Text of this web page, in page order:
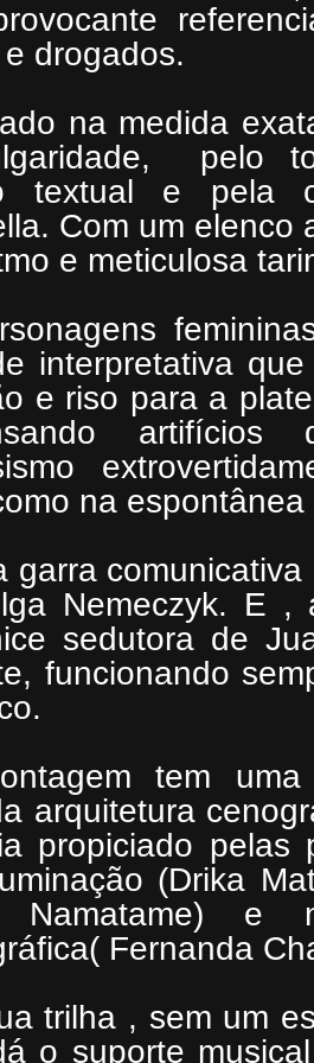
drogados.
na medida
pelo
textual e pela
Com um elenco
e meticulosa
interpretativa
e riso para a
na
comunicativa
Nemeczyk. E ,
sedutora de
funcionando
tem uma
arquitetura
propiciado pelas
(Drika
Namatame) e
Fernanda
trilha , sem um
o suporte